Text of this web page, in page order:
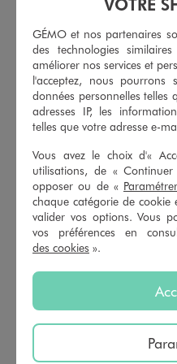
4.5/5
contrôle
Voir tous les avis sur ce site
5étoiles
4étoiles
3étoiles
2étoiles
1étoile
Trier les avis
GÉMO et nos partenaires
des technologies
améliorer nos services et
l'acceptez, nous pourrons
données personnelles telles
adresses IP, les
telles que votre adresse e-
Vous avez le choix d'«
utilisations, de «
opposer ou de « Paramétrer
chaque catégorie de cookie
valider vos options. Vous
vos préférences en
des cookies ».